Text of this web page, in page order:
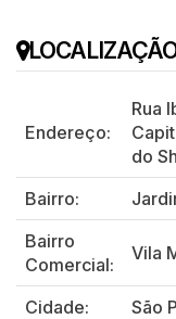
Endereço:
Rua
do
Bairro:
Bairro
Comercial:
Vila
Cidade:
São